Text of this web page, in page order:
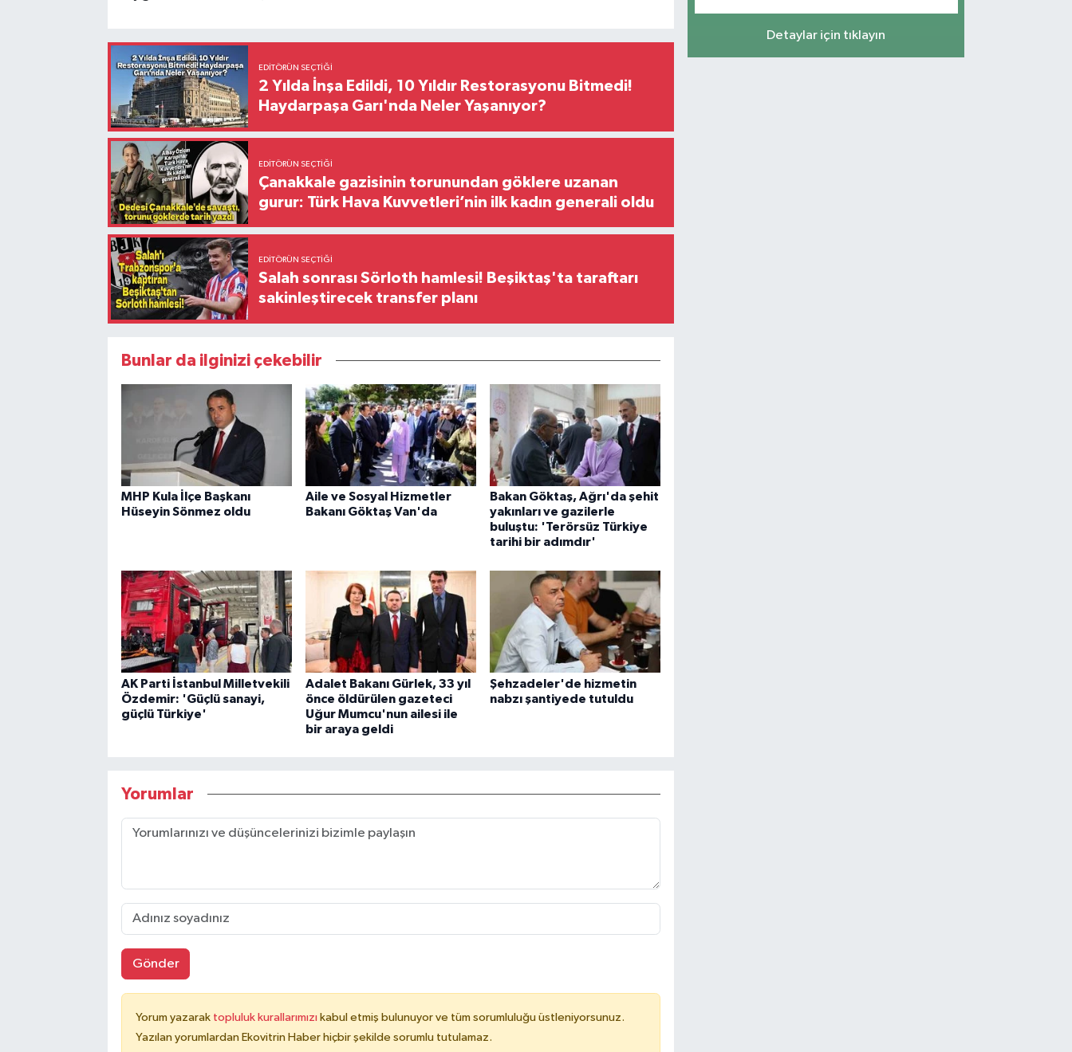
EDITÖRÜN SEÇTIĞI
2 Yılda İnşa Edildi, 10 Yıldır Restorasyonu Bitmedi!
Haydarpaşa Garı'nda Neler Yaşanıyor?
EDITÖRÜN SEÇTIĞI
Çanakkale gazisinin torunundan göklere uzanan
gurur: Türk Hava Kuvvetleri’nin ilk kadın generali oldu
EDITÖRÜN SEÇTIĞI
Salah sonrası Sörloth hamlesi! Beşiktaş'ta taraftarı
sakinleştirecek transfer planı
Bunlar da ilginizi çekebilir
MHP Kula İlçe Başkanı
Hüseyin Sönmez oldu
Aile ve Sosyal Hizmetler
Bakanı Göktaş Van'da
Bakan Göktaş, Ağrı'da şehit
yakınları ve gazilerle
buluştu: 'Terörsüz Türkiye
tarihi bir adımdır'
AK Parti İstanbul Milletvekili
Özdemir: 'Güçlü sanayi,
güçlü Türkiye'
Adalet Bakanı Gürlek, 33 yıl
önce öldürülen gazeteci
Uğur Mumcu'nun ailesi ile
bir araya geldi
Şehzadeler'de hizmetin
nabzı şantiyede tutuldu
Yorumlar
Gönder
Yorum yazarak topluluk kurallarımızı kabul etmiş bulunuyor ve tüm sorumluluğu üstleniyorsunuz.
Yazılan yorumlardan Ekovitrin Haber hiçbir şekilde sorumlu tutulamaz.
Detaylar için tıklayın